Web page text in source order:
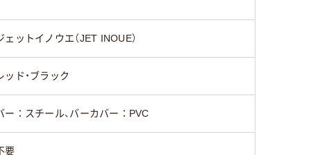
ェットイノウエ（JET INOUE）
ッド・ブラック
ー：スチール、バーカバー：PVC
要